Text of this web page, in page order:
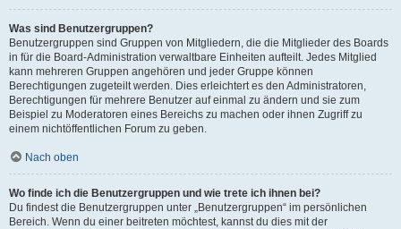
Was sind Benutzergruppen?
Benutzergruppen sind Gruppen von Mitgliedern, die die Mitglieder des Boards
in für die Board-Administration verwaltbare Einheiten aufteilt. Jedes Mitglied
kann mehreren Gruppen angehören und jeder Gruppe können
Berechtigungen zugeteilt werden. Dies erleichtert es den Administratoren,
Berechtigungen für mehrere Benutzer auf einmal zu ändern und sie zum
Beispiel zu Moderatoren eines Bereichs zu machen oder ihnen Zugriff zu
einem nichtöffentlichen Forum zu geben.
Nach oben
Wo finde ich die Benutzergruppen und wie trete ich ihnen bei?
Du findest die Benutzergruppen unter „Benutzergruppen“ im persönlichen
Bereich. Wenn du einer beitreten möchtest, kannst du dies mit der